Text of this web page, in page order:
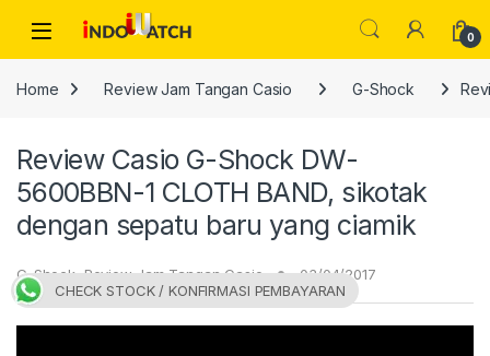
Open 0
Home Review Jam Tangan Casio G-Shock
Review Casio G-Shock DW-
5600BBN-1 CLOTH BAND, sikotak
dengan sepatu baru yang ciamik
G-Shock,Review Jam Tangan Casio 03/04/2017
CHECK STOCK / KONFIRMASI PEMBAYARAN